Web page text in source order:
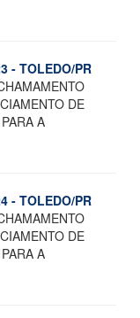
- TOLEDO/PR
DE
A
- TOLEDO/PR
DE
A